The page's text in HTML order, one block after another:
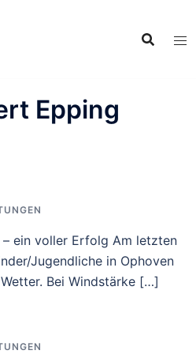
Epping
ein voller Erfolg Am letzten
Jugendliche in Ophoven
Bei Windstärke […]